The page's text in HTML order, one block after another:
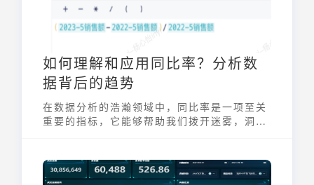
如何理解和应用同比率？分析数
据背后的趋势
在数据分析的浩瀚领域中，同比率是一项至关
重要的指标，它能够帮助我们拨开迷雾，洞察
同比率都扮演着不可或缺的角色。掌握同比率
的应用，对于做出明智的决策至关重要。